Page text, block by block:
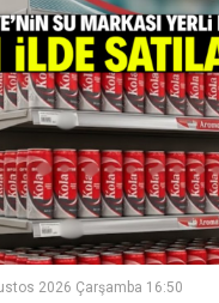
2026 Çarşamba 16:50